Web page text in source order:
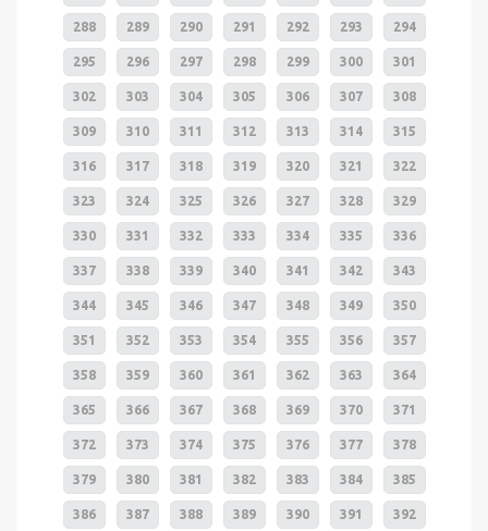
288 289 290 291 292 293 294
295 296 297 298 299 300 301
302 303 304 305 306 307 308
309 310 311 312 313 314 315
316 317 318 319 320 321 322
323 324 325 326 327 328 329
330 331 332 333 334 335 336
337 338 339 340 341 342 343
344 345 346 347 348 349 350
351 352 353 354 355 356 357
358 359 360 361 362 363 364
365 366 367 368 369 370 371
372 373 374 375 376 377 378
379 380 381 382 383 384 385
386 387 388 389 390 391 392